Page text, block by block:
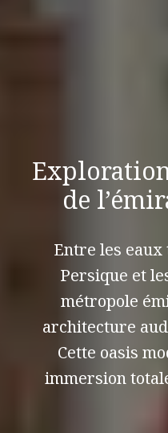
de
Entre les
Persique et
métropole
architecture
Cette oasis
immersion